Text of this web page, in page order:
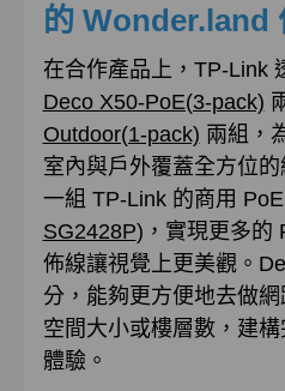
的 Wonder.land
在合作產品上，TP-Link
Deco X50-PoE(3-pack)
Outdoor(1-pack) 兩組，
室內與戶外覆蓋全方位
一組 TP-Link 的商用
SG2428P)，實現更多的
佈線讓視覺上更美觀。
分，能夠更方便地去做
空間大小或樓層數，建
體驗。